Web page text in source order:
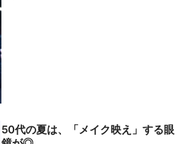
50代の夏は、「メイク映え」する眼